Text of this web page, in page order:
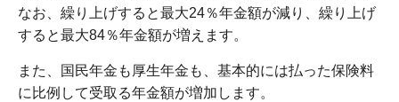
なお、繰り上げすると最大24％年金額が減り、繰り上げ
すると最大84％年金額が増えます。
また、国民年金も厚生年金も、基本的には払った保険料
に比例して受取る年金額が増加します。